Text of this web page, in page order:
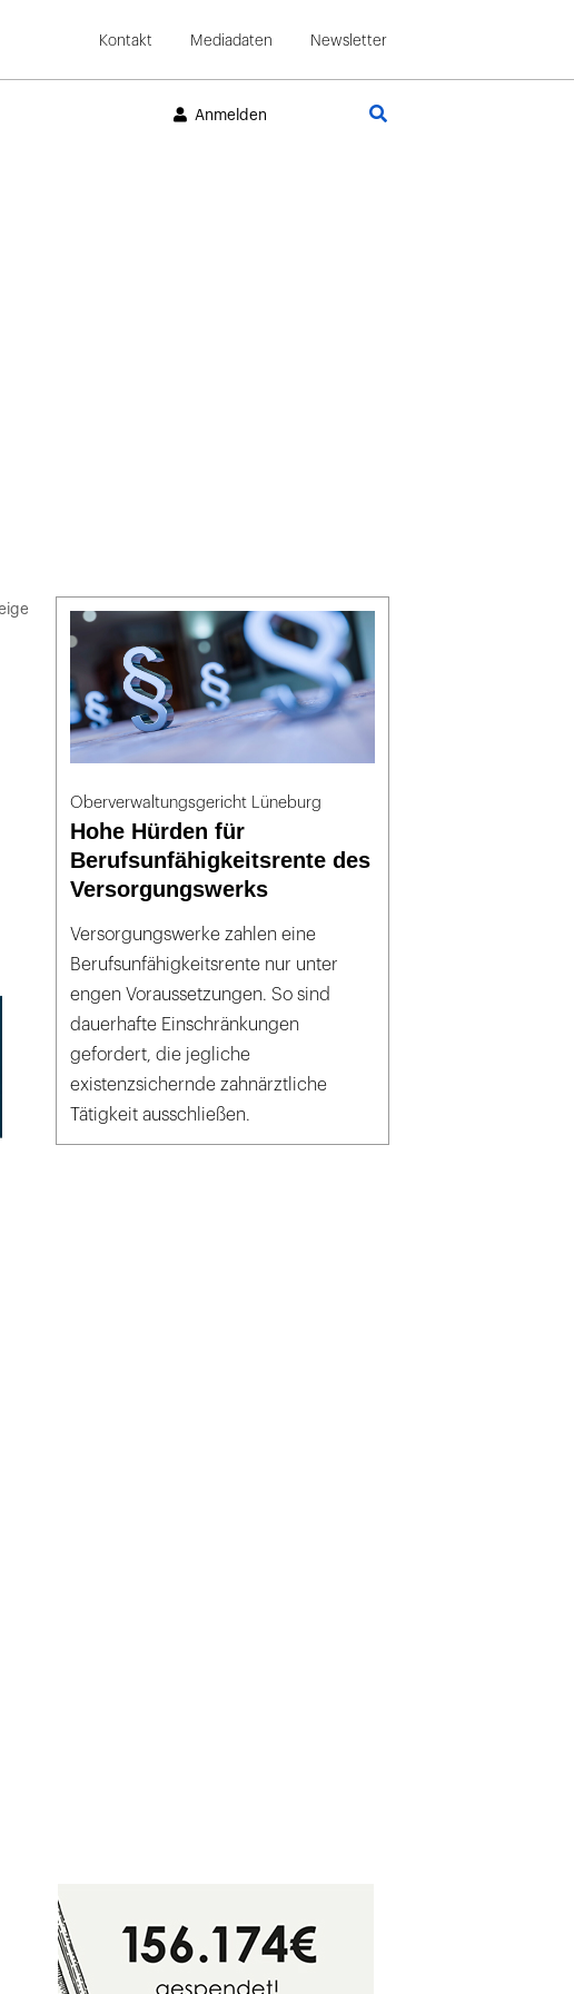
Kontakt Mediadaten Newsletter
Anmelden
Oberverwaltungsgericht Lüneburg
Hohe Hürden für
Berufsunfähigkeitsrente des
Versorgungswerks
Versorgungswerke zahlen eine
Berufsunfähigkeitsrente nur unter
engen Voraussetzungen. So sind
dauerhafte Einschränkungen
gefordert, die jegliche
existenzsichernde zahnärztliche
Tätigkeit ausschließen.